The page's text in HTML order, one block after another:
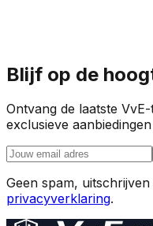
Blijf op de
Ontvang de laatste
exclusieve
Geen spam,
privacyverklaring.